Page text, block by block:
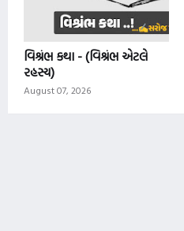
વિશ્રંભ કથા - (વિશ્રંભ એટલે
રહસ્ય)
August 07, 2026